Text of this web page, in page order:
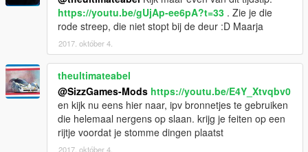
https://youtu.be/gUjAp-ee6pA?t=33 . Zie je die
rode streep, die niet stopt bij de deur :D Maarja
2017. október 4.
theultimateabel
@SizzGames-Mods https://youtu.be/E4Y_Xtvqbv0
en kijk nu eens hier naar, ipv bronnetjes te gebruiken
die helemaal nergens op slaan. krijg je feiten op een
rijtje voordat je stomme dingen plaatst
2017. október 4.